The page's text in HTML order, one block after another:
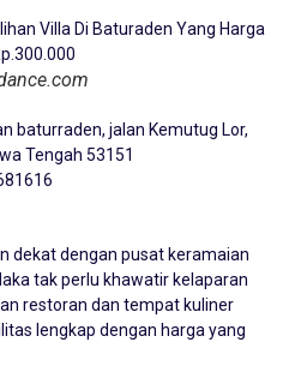
baturraden, jalan Kemutug Lor,
Tengah 53151
dekat dengan pusat keramaian
tak perlu khawatir kelaparan
restoran dan tempat kuliner
lengkap dengan harga yang